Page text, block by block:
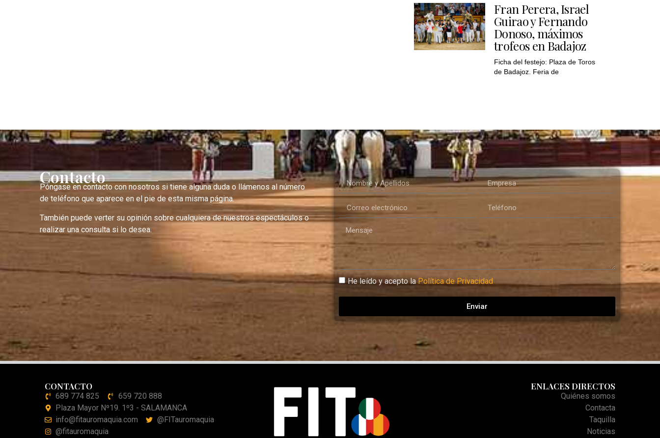
Fran Perera, Israel
Guirao y Fernando
Donoso, máximos
trofeos en Badajoz
Ficha del festejo: Plaza de Toros
de Badajoz. Feria de
Contacto
Póngase en contacto con nosotros si tiene alguna duda o llámenos al número
de teléfono que aparece en el pie de esta misma página.
También puede verter su opinión sobre cualquiera de nuestros espectáculos o
realizar una consulta si lo desea.
He leído y acepto laPolítica de Privacidad
Enviar
CONTACTO
689 774 825
659 720 888
Plaza Mayor Nº19. 1º3 - SALAMANCA
info@fitauromaquia.com
@FITauromaquia
@fitauromaquia
ENLACES DIRECTOS
Quiénes somos
Contacta
Taquilla
Noticias